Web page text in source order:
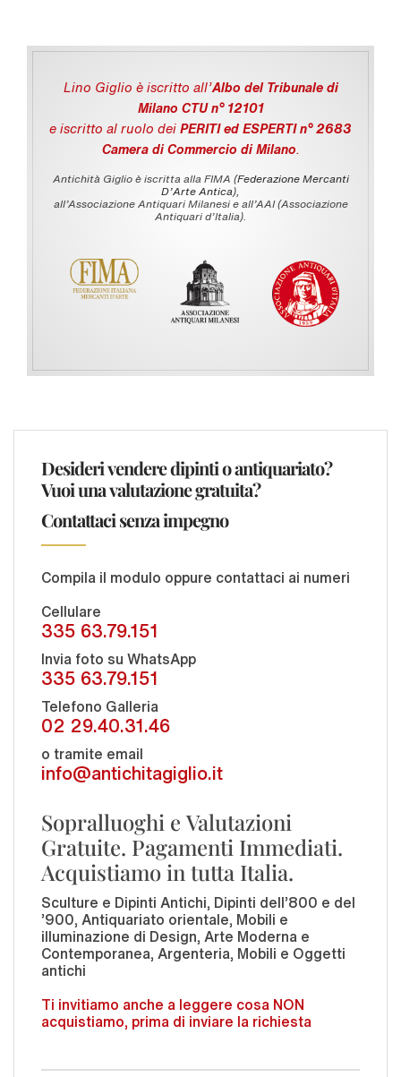
Lino Giglio è iscritto all'Albo del Tribunale di
Milano CTU n° 12101
e iscritto al ruolo dei PERITI ed ESPERTI n° 2683
Camera di Commercio di Milano.
Antichità Giglio è iscritta alla FIMA (Federazione Mercanti
D'Arte Antica),
all’Associazione Antiquari Milanesi e all’AAI (Associazione
Antiquari d’Italia).
Desideri vendere dipinti o antiquariato?
Vuoi una valutazione gratuita?
Contattaci senza impegno
Compila il modulo oppure contattaci ai numeri
Cellulare
335 63.79.151
Invia foto su WhatsApp
335 63.79.151
Telefono Galleria
02 29.40.31.46
o tramite email
info@antichitagiglio.it
Sopralluoghi e Valutazioni
Gratuite. Pagamenti Immediati.
Acquistiamo in tutta Italia.
Sculture e Dipinti Antichi, Dipinti dell'800 e del
'900, Antiquariato orientale, Mobili e
illuminazione di Design, Arte Moderna e
Contemporanea, Argenteria, Mobili e Oggetti
antichi
Ti invitiamo anche a leggere cosa NON
acquistiamo, prima di inviare la richiesta